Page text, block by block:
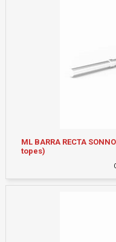
ML BARRA RECTA
topes)